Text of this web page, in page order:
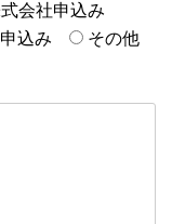
会社申込み
込み その他